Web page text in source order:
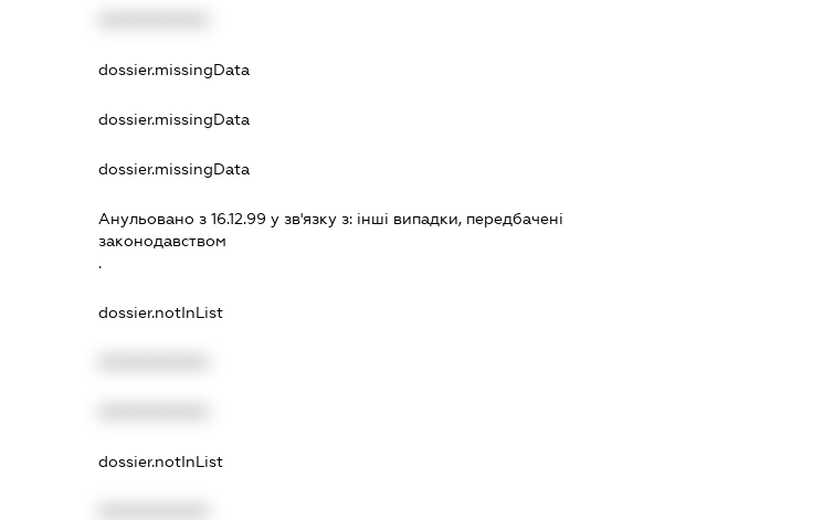
dossier.missingData
dossier.missingData
dossier.missingData
Анульовано з 16.12.99 у зв'язку з: iншi випадки, передбаченi
законодавством
.
dossier.notInList
dossier.notInList